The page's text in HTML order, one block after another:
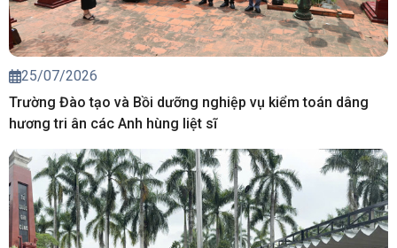
25/07/2026
Trường Đào tạo và Bồi dưỡng nghiệp vụ kiểm toán dâng
hương tri ân các Anh hùng liệt sĩ